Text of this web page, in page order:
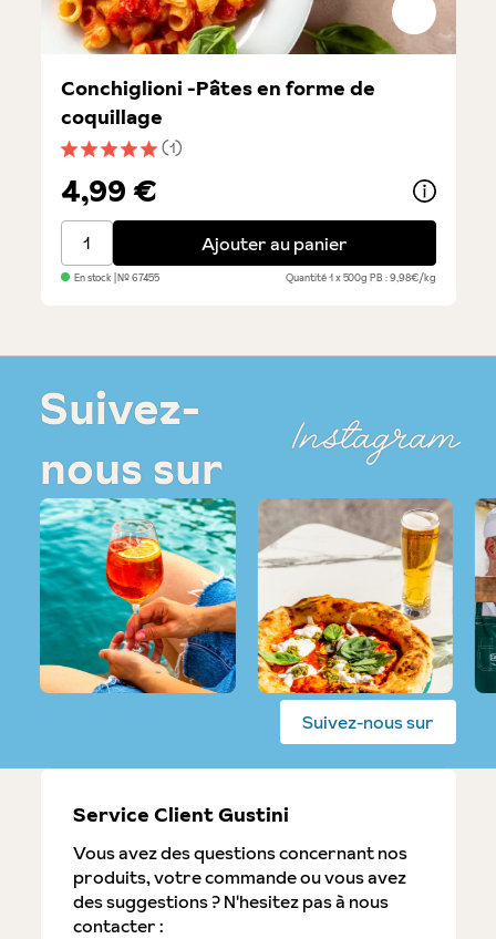
Note moyenne de 5 sur 5 étoiles
(1)
Conchiglioni -Pâtes en forme de
coquillage
4,99 €
Conchiglioni -Pâtes en forme de coquillage
Ajouter au panier
En stock | №67455 Quantité1 x 500gPB : 9,98€/kg
Suivez-
nous sur
Instagram
Suivez-nous sur
Service Client Gustini
Vous avez des questions concernant nos
produits, votre commande ou vous avez
des suggestions ? N'hesitez pas à nous
contacter :